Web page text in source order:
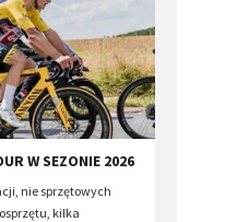
W SEZONIE 2026
nie sprzętowych
kilka